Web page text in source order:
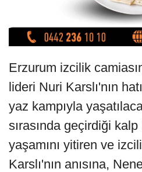
Erzurum izcilik
lideri Nuri Karslı'nın
yaz kampıyla
sırasında geçirdiği
yaşamını yitiren ve
Karslı'nın anısına,